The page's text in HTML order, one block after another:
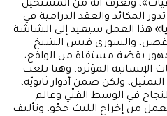
وتعرف أنه من المستحيل
المكائد والعقد الدرامية في
هذا العمل سيعيد إلى الشاشة
بوغصن، والسوري قيس الشيخ
بقصّة مستقاة من الواقع،
الإنسانية المؤثرة. وهنا تلعب
ولكن ضمن أدوار ثانويّة،
في الوسط الفنّي وعالم
من إخراج الليث حجّو، وتأليف